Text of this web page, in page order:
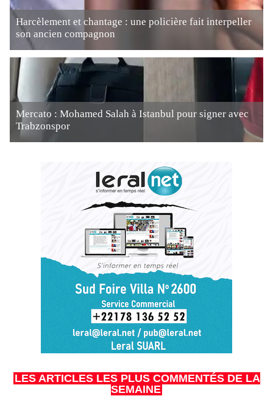
Harcèlement et chantage : une policière fait interpeller
son ancien compagnon
Mercato : Mohamed Salah à Istanbul pour signer avec
Trabzonspor
LES ARTICLES LES PLUS COMMENTÉS DE LA
SEMAINE